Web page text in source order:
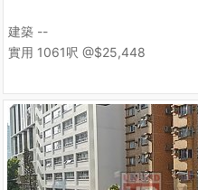
建築 --
實用 1061呎 @$25,448